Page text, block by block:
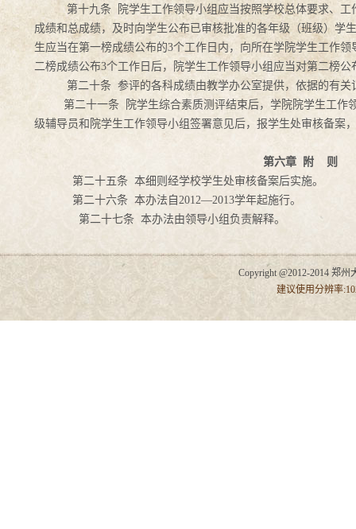
第十九条 院学生工作领导小组应当按照学校总体要求、
成绩和总成绩，及时向学生公布已审核批准的各年级（班级）学
生应当在第一榜成绩公布的3个工作日内，向所在学院学生工作
二榜成绩公布3个工作日后，院学生工作领导小组应当对第二榜
第二十条 参评的各科成绩由教学办公室提供，依据的有关
第二十一条 院学生综合素质测评结束后，学院院学生工作
级辅导员和院学生工作领导小组签署意见后，报学生处审核备案
第六章 附 则
第二十五条 本细则经学校学生处审核备案后实施。
第二十六条 本办法自2012—2013学年起施行。
第二十七条 本办法由领导小组负责解释。
Copyright @2012-2014 郑州
建议使用分辨率